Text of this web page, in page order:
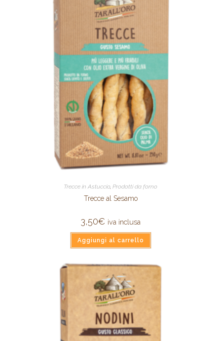
Trecce in Astuccio, Prodotti da forno
Trecce al Sesamo
3,50€ iva inclusa
Aggiungi al carrello